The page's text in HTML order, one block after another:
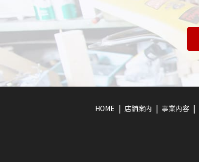
HOME 店舗案内 事業内容